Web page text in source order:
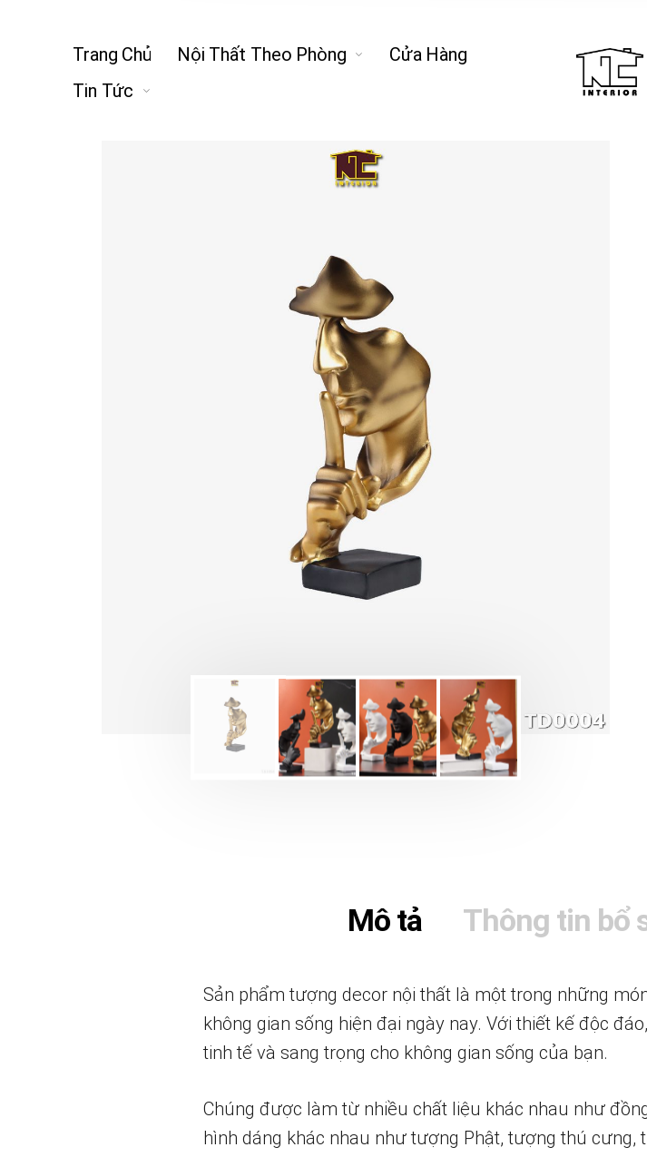
Trang Chủ Nội Thất Theo Phòng
Cửa Hàng
Tin Tức
Mô tả Thông tin bổ
Sản phẩm tượng decor nội thất là một trong những
không gian sống hiện đại ngày nay. Với thiết kế độc
tinh tế và sang trọng cho không gian sống của bạn.
Chúng được làm từ nhiều chất liệu khác nhau như
hình dáng khác nhau như tượng Phật, tượng thú cưng,